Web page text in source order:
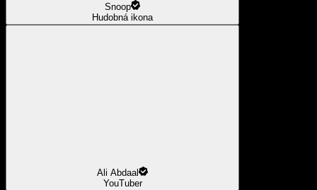
Snoop
Hudobná ikona
Ali Abdaal
YouTuber